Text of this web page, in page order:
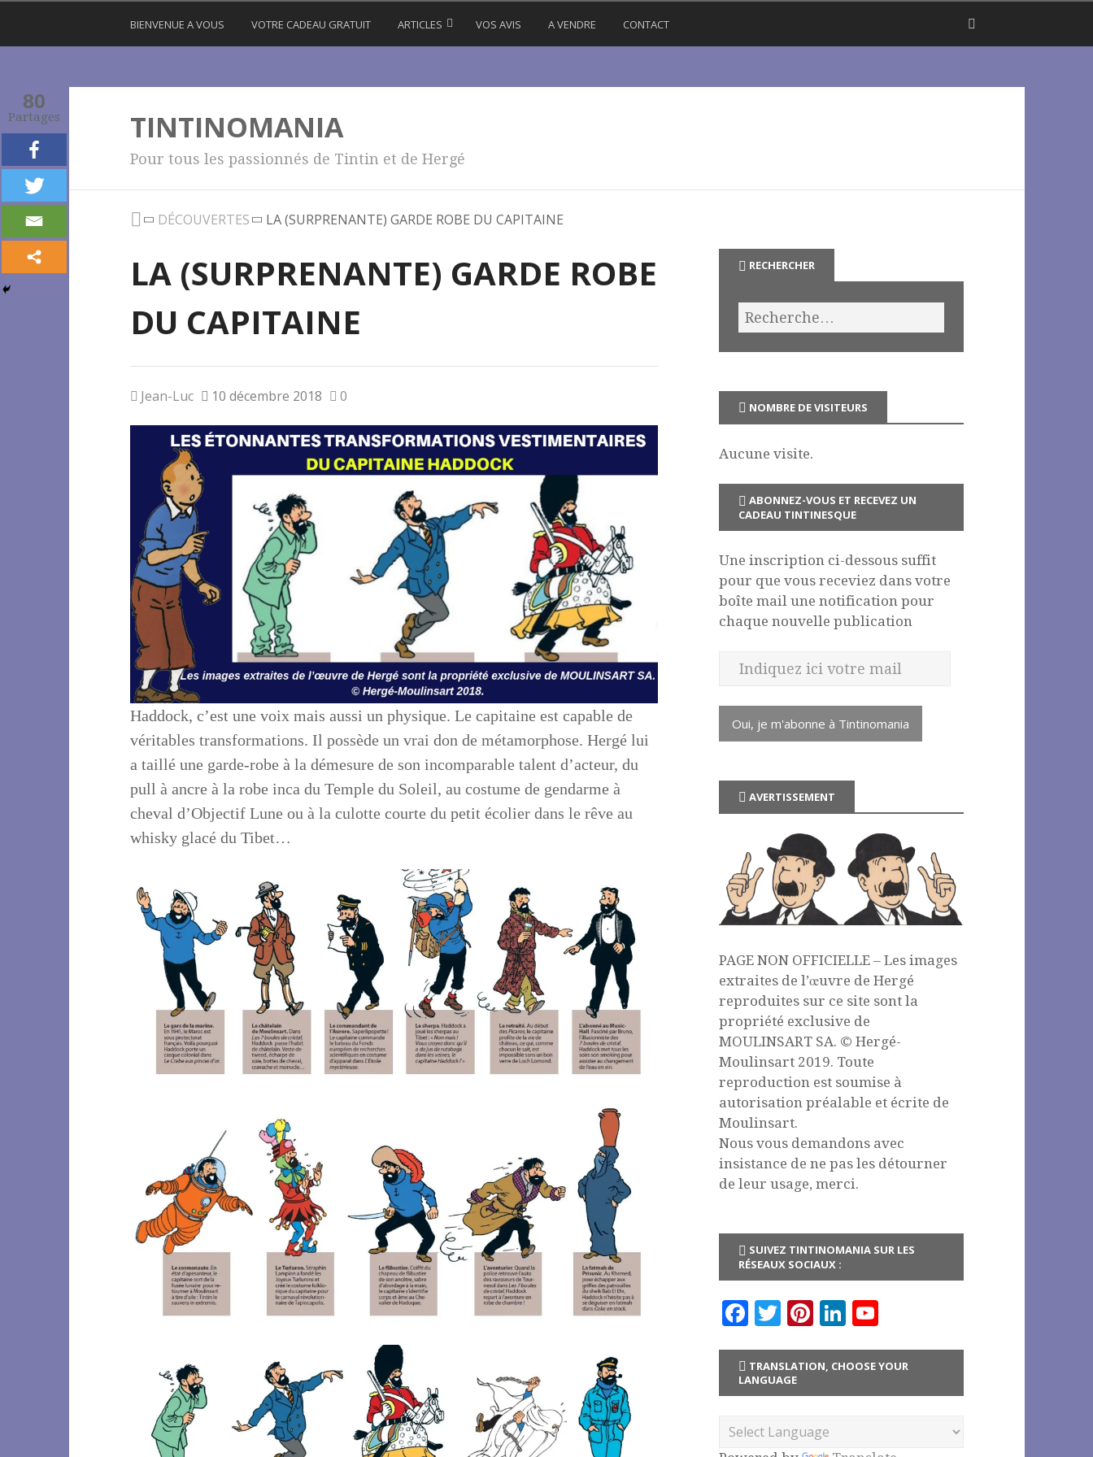
BIENVENUE A VOUS VOTRE CADEAU GRATUIT ARTICLES VOS AVIS A VENDRE CONTACT
TINTINOMANIA
Pour tous les passionnés de Tintin et de Hergé
DÉCOUVERTES LA (SURPRENANTE) GARDE ROBE DU CAPITAINE
LA (SURPRENANTE) GARDE ROBE
DU CAPITAINE
Jean-Luc 10 décembre 2018 0
Haddock, c’est une voix mais aussi un physique. Le capitaine est capable de
véritables transformations. Il possède un vrai don de métamorphose. Hergé lui
a taillé une garde-robe à la démesure de son incomparable talent d’acteur, du
pull à ancre à la robe inca du Temple du Soleil, au costume de gendarme à
cheval d’Objectif Lune ou à la culotte courte du petit écolier dans le rêve au
whisky glacé du Tibet…
80
Partages
RECHERCHER
NOMBRE DE VISITEURS
Aucune visite.
ABONNEZ-VOUS ET RECEVEZ UN
CADEAU TINTINESQUE
Une inscription ci-dessous suffit
pour que vous receviez dans votre
boîte mail une notification pour
chaque nouvelle publication
Oui, je m'abonne à Tintinomania
AVERTISSEMENT
PAGE NON OFFICIELLE – Les images
extraites de l’œuvre de Hergé
reproduites sur ce site sont la
propriété exclusive de
MOULINSART SA. © Hergé-
Moulinsart 2019. Toute
reproduction est soumise à
autorisation préalable et écrite de
Moulinsart.
Nous vous demandons avec
insistance de ne pas les détourner
de leur usage, merci.
SUIVEZ TINTINOMANIA SUR LES
RÉSEAUX SOCIAUX :
F
c
e
o
T
it
te
Pi
te
r
t
Li
k
e
u
T
TRANSLATION, CHOOSE YOUR
LANGUAGE